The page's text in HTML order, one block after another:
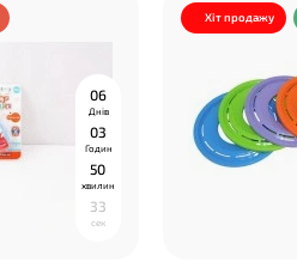
06
Днів
03
Годин
50
хвилин
32
сек
Хіт продажу